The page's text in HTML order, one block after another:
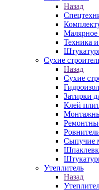
Назад
Малярное
Техника
Сухие
Назад
Сухие
Затирки
Клей
Сыпучие
Утеплитель
Назад